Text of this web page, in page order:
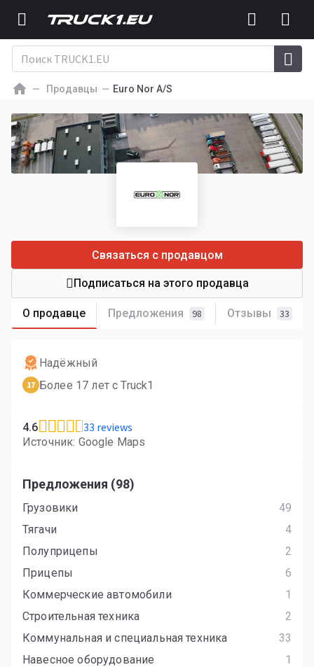
Продавцы Euro Nor A/S
О продавце Предложения 98 Отзывы 33
Связаться с продавцом
Подписаться на этого продавца
Надёжный
17 Более 17 лет с Truck1
4.6 33 reviews
Источник: Google Maps
Предложения (98)
Грузовики
49
Тягачи
4
Полуприцепы
2
Прицепы
6
Коммерческие автомобили
1
Строительная техника
2
Коммунальная и специальная техника
33
Навесное оборудование
1